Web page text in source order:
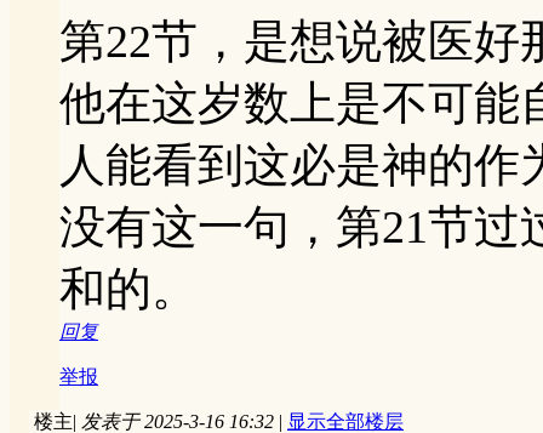
第22节，是想说被医好
他在这岁数上是不可能
人能看到这必是神的
没有这一句，第21节过
和的。
回复
举报
楼主| 发表于 2025-3-16 16:32 | 显示全部楼层